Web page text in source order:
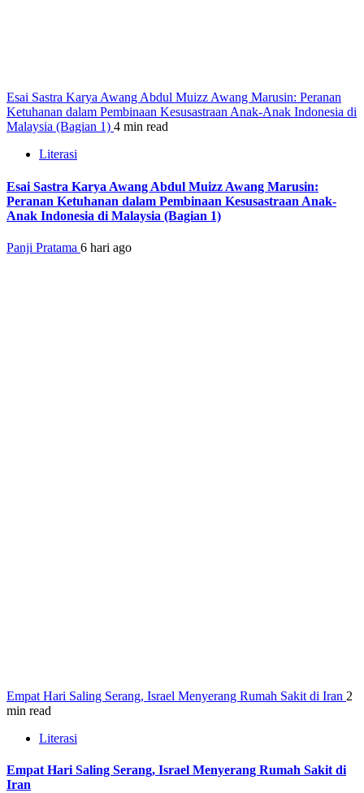
Esai Sastra Karya Awang Abdul Muizz Awang Marusin: Peranan
Ketuhanan dalam Pembinaan Kesusastraan Anak-Anak Indonesia di
Malaysia (Bagian 1) 4 min read
Literasi
Esai Sastra Karya Awang Abdul Muizz Awang Marusin:
Peranan Ketuhanan dalam Pembinaan Kesusastraan Anak-
Anak Indonesia di Malaysia (Bagian 1)
Panji Pratama 6 hari ago
Empat Hari Saling Serang, Israel Menyerang Rumah Sakit di Iran 2
min read
Literasi
Empat Hari Saling Serang, Israel Menyerang Rumah Sakit di
Iran